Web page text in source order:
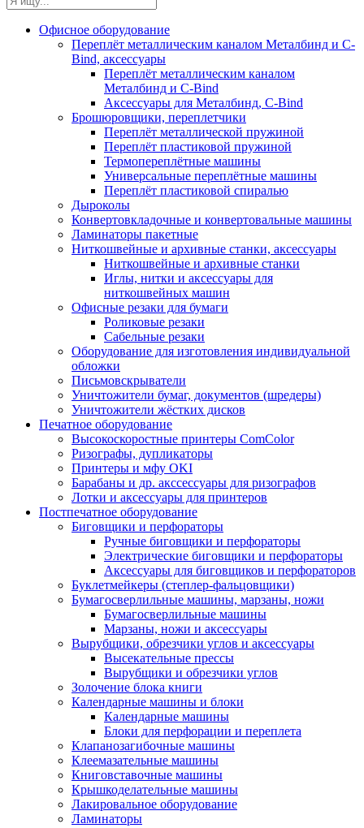
Офисное оборудование
Переплёт металлическим каналом Металбинд и C-
Bind, аксессуары
Переплёт металлическим каналом
Металбинд и C-Bind
Аксессуары для Металбинд, C-Bind
Брошюровщики, переплетчики
Переплёт металлической пружиной
Переплёт пластиковой пружиной
Термопереплётные машины
Универсальные переплётные машины
Переплёт пластиковой спиралью
Дыроколы
Конвертовкладочные и конвертовальные машины
Ламинаторы пакетные
Ниткошвейные и архивные станки, аксессуары
Ниткошвейные и архивные станки
Иглы, нитки и аксессуары для
ниткошвейных машин
Офисные резаки для бумаги
Роликовые резаки
Сабельные резаки
Оборудование для изготовления индивидуальной
обложки
Письмовскрыватели
Уничтожители бумаг, документов (шредеры)
Уничтожители жёстких дисков
Печатное оборудование
Высокоскоростные принтеры ComColor
Ризографы, дупликаторы
Принтеры и мфу OKI
Барабаны и др. акссессуары для ризографов
Лотки и аксессуары для принтеров
Постпечатное оборудование
Биговщики и перфораторы
Ручные биговщики и перфораторы
Электрические биговщики и перфораторы
Аксессуары для биговщиков и перфораторов
Буклетмейкеры (степлер-фальцовщики)
Бумагосверлильные машины, марзаны, ножи
Бумагосверлильные машины
Марзаны, ножи и аксессуары
Вырубщики, обрезчики углов и аксессуары
Высекательные прессы
Вырубщики и обрезчики углов
Золочение блока книги
Календарные машины и блоки
Календарные машины
Блоки для перфорации и переплета
Клапанозагибочные машины
Клеемазательные машины
Книговставочные машины
Крышкоделательные машины
Лакировальное оборудование
Ламинаторы